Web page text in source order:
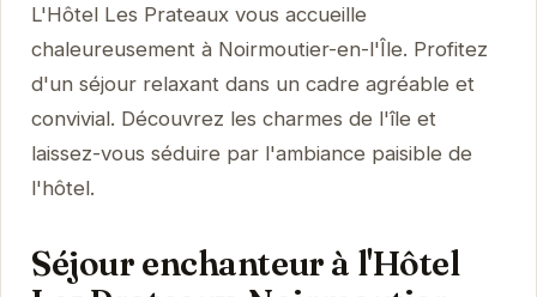
L'Hôtel Les Prateaux vous accueille
chaleureusement à Noirmoutier-en-l'Île. Profitez
d'un séjour relaxant dans un cadre agréable et
convivial. Découvrez les charmes de l'île et
laissez-vous séduire par l'ambiance paisible de
l'hôtel.
Séjour enchanteur à l'Hôtel